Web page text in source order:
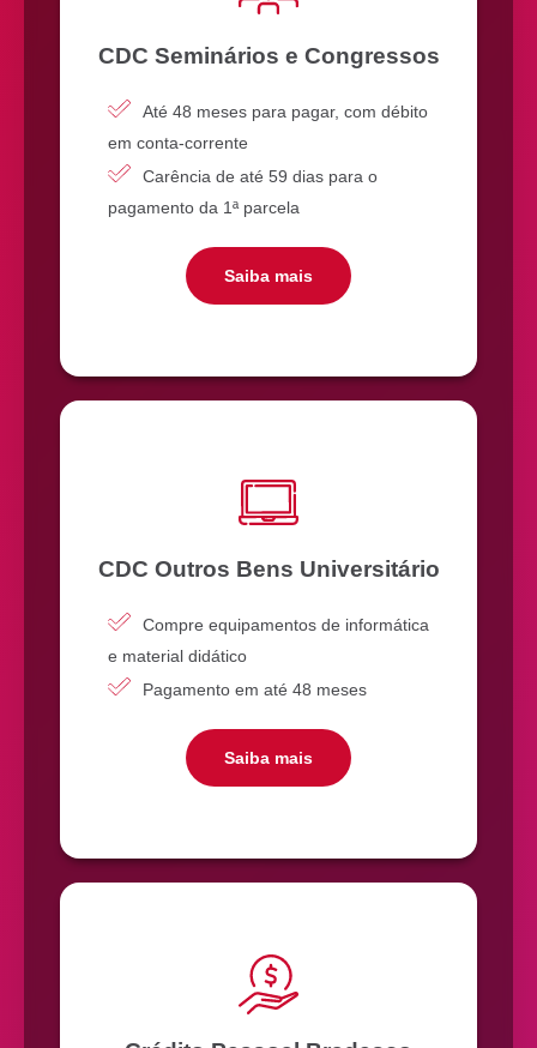
CDC Seminários e Congressos
Até 48 meses para pagar, com débito
em conta-corrente
Carência de até 59 dias para o
pagamento da 1ª parcela
Saiba mais
CDC Outros Bens Universitário
Compre equipamentos de informática
e material didático
Pagamento em até 48 meses
Saiba mais